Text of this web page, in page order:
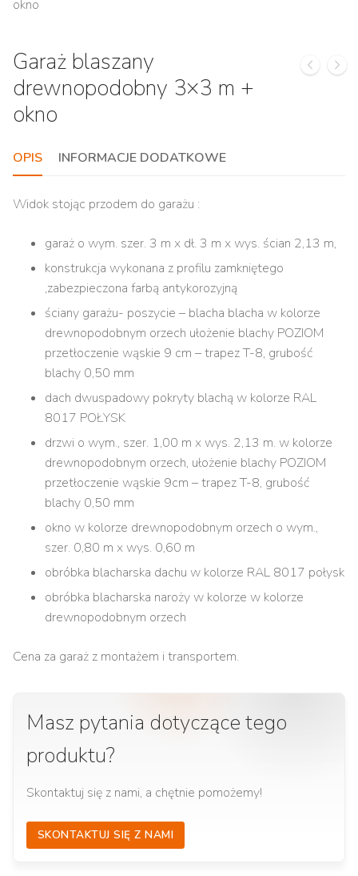
Garaż blaszany
drewnopodobny 3×3 m +
okno
OPIS INFORMACJE DODATKOWE
Widok stojąc przodem do garażu :
garaż o wym. szer. 3 m x dł. 3 m x wys. ścian 2,13 m,
konstrukcja wykonana z profilu zamkniętego
,zabezpieczona farbą antykorozyjną
ściany garażu- poszycie – blacha blacha w kolorze
drewnopodobnym orzech ułożenie blachy POZIOM
przetłoczenie wąskie 9 cm – trapez T-8, grubość
blachy 0,50 mm
dach dwuspadowy pokryty blachą w kolorze RAL
8017 POŁYSK
drzwi o wym., szer. 1,00 m x wys. 2,13 m. w kolorze
drewnopodobnym orzech, ułożenie blachy POZIOM
przetłoczenie wąskie 9cm – trapez T-8, grubość
blachy 0,50 mm
okno w kolorze drewnopodobnym orzech o wym.,
szer. 0,80 m x wys. 0,60 m
obróbka blacharska dachu w kolorze RAL 8017 połysk
obróbka blacharska naroży w kolorze w kolorze
drewnopodobnym orzech
Cena za garaż z montażem i transportem.
Masz pytania dotyczące tego
produktu?
Skontaktuj się z nami, a chętnie pomożemy!
SKONTAKTUJ SIĘ Z NAMI